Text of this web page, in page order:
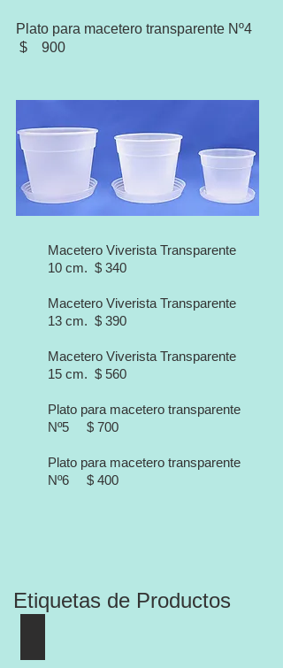
Plato para macetero transparente Nº4
$ 900
Macetero Viverista Transparente
10 cm. $ 340
Macetero Viverista Transparente
13 cm. $ 390
Macetero Viverista Transparente
15 cm. $ 560
Plato para macetero transparente
Nº5 $ 700
Plato para macetero transparente
Nº6 $ 400
Etiquetas de Productos